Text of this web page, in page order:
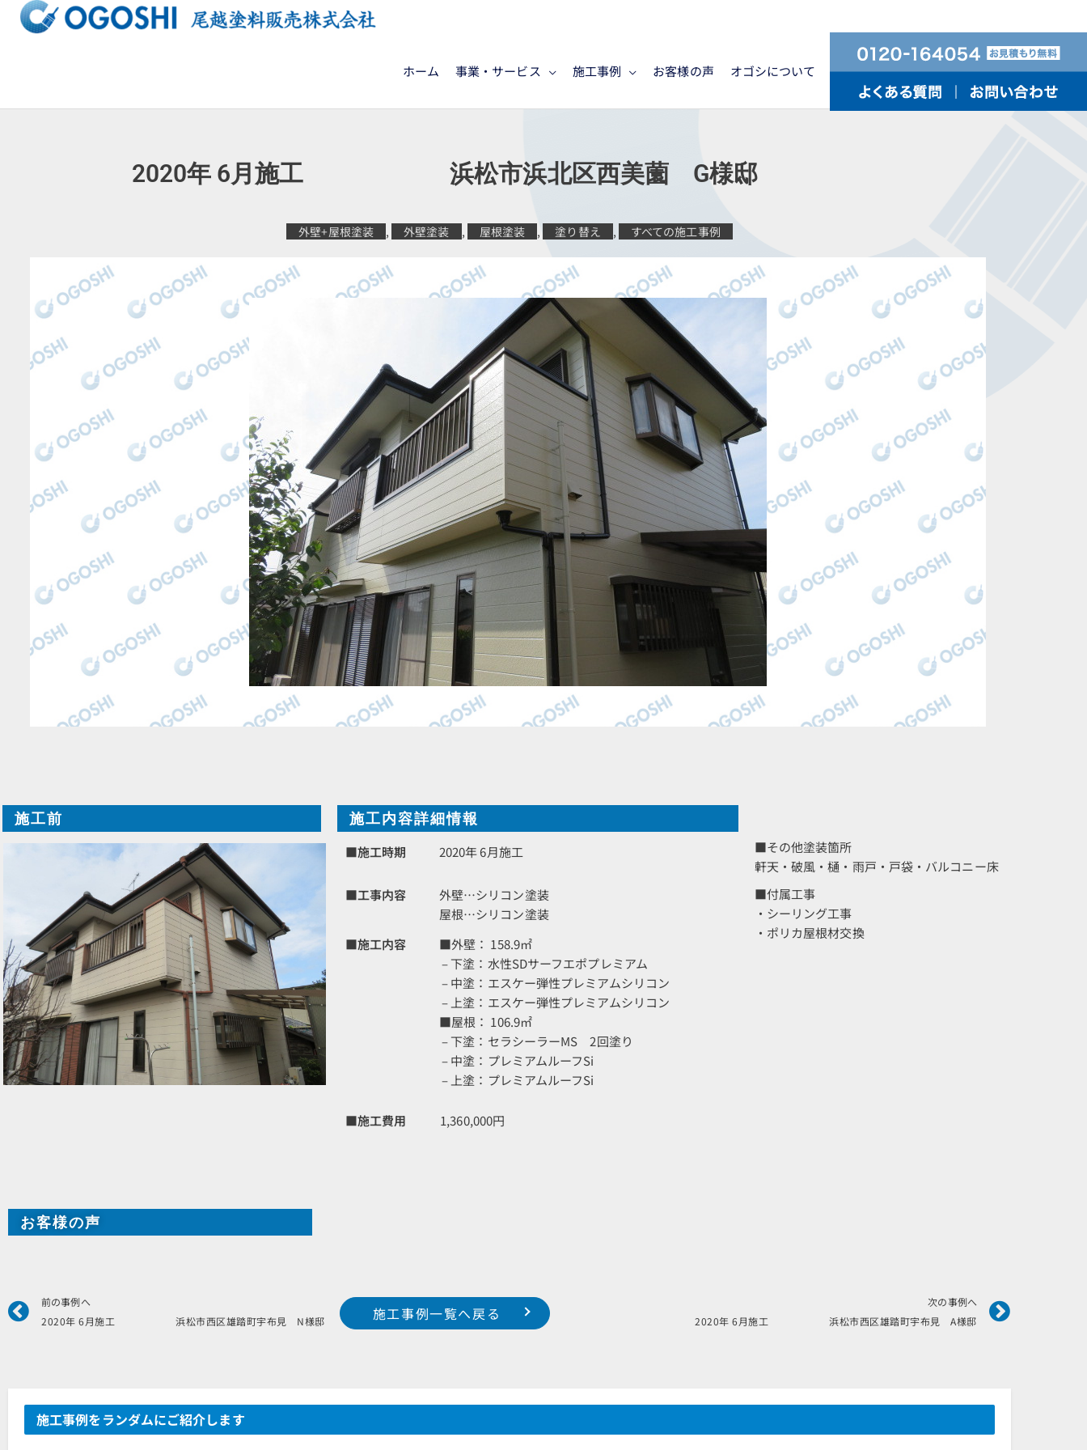
ッ
ホーム 事業・サービス 施工事例 お客様の声 オゴシについて
2020年 6月施工 浜松市浜北区西美薗 G様邸
外壁+屋根塗装 , 外壁塗装 , 屋根塗装 , 塗り替え , すべての施工事例
施工前
施工内容詳細情報
■施工時期
2020年 6月施工
■工事内容
外壁…シリコン塗装
屋根…シリコン塗装
■施工内容
■外壁： 158.9㎡
– 下塗：水性SDサーフエポプレミアム
– 中塗：エスケー弾性プレミアムシリコン
– 上塗：エスケー弾性プレミアムシリコン
■屋根： 106.9㎡
– 下塗：セラシーラーMS 2回塗り
– 中塗：プレミアムルーフSi
– 上塗：プレミアムルーフSi
■施工費用 1,360,000円
■その他塗装箇所
軒天・破風・樋・雨戸・戸袋・バルコニー床
■付属工事
・シーリング工事
・ポリカ屋根材交換
お客様の声
Prev
前の事例へ
2020年 6月施工 浜松市西区雄踏町宇布見 N様邸
次の事例へ
2020年 6月施工 浜松市西区雄踏町宇布見 A様邸
Next
施工事例一覧へ戻る
施工事例をランダムにご紹介します